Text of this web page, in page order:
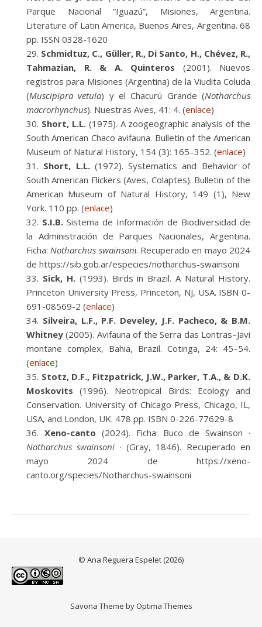
Parque Nacional “Iguazú”, Misiones, Argentina.
Literature of Latin America, Buenos Aires, Argentina. 68
pp. ISSN 0328-1620
Schmidtuz, C., Güller, R., Di Santo, H., Chévez, R.,
Tahmazian, R. & A. Quinteros (2001). Nuevos
registros para Misiones (Argentina) de la Viudita Coluda
(Muscipipra vetula) y el Chacurú Grande (Notharchus
macrorhynchus). Nuestras Aves, 41: 4. (enlace)
Short, L.L.(1975). A zoogeographic analysis of the
South American Chaco avifauna. Bulletin of the American
Museum of Natural History, 154 (3): 165–352. (enlace)
Short, L.L.(1972). Systematics and Behavior of
South American Flickers (Aves, Colaptes). Bulletin of the
American Museum of Natural History, 149 (1), New
York. 110 pp. (enlace)
S.I.B. Sistema de Información de Biodiversidad de
la Administración de Parques Nacionales, Argentina.
Ficha:Notharchus swainsoni. Recuperado en mayo 2024
de https://sib.gob.ar/especies/notharchus-swainsoni
Sick, H.(1993). Birds in Brazil. A Natural History.
Princeton University Press, Princeton, NJ, USA. ISBN 0-
691-08569-2 (enlace)
Silveira, L.F., P.F. Develey, J.F. Pacheco, & B.M.
Whitney (2005). Avifauna of the Serra das Lontras–Javi
montane complex, Bahia, Brazil. Cotinga, 24: 45–54.
(enlace)
Stotz, D.F., Fitzpatrick, J.W., Parker, T.A., & D.K.
Moskovits (1996). Neotropical Birds: Ecology and
Conservation. University of Chicago Press, Chicago, IL,
USA, and London, UK. 478 pp. ISBN 0-226-77629-8
Xeno-canto (2024). Ficha: Buco de Swainson ·
Notharchus swainsoni · (Gray, 1846). Recuperado en
mayo 2024 de https://xeno-
canto.org/species/Notharchus-swainsoni
© Ana Reguera Espelet (2026)
Savona Theme by Optima Themes